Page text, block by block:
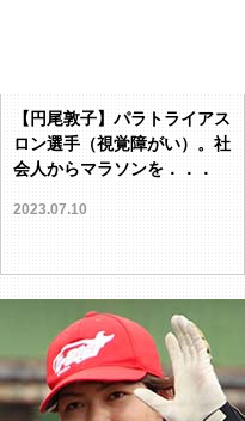
【円尾敦子】パラトライアス
ロン選手（視覚障がい）。社
会人からマラソンを．．．
2023.07.10